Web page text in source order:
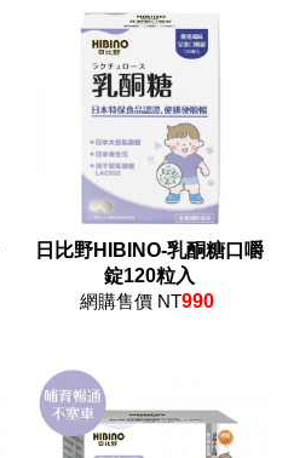
日比野HIBINO-乳酮糖口嚼
錠120粒入
網購售價 NT990